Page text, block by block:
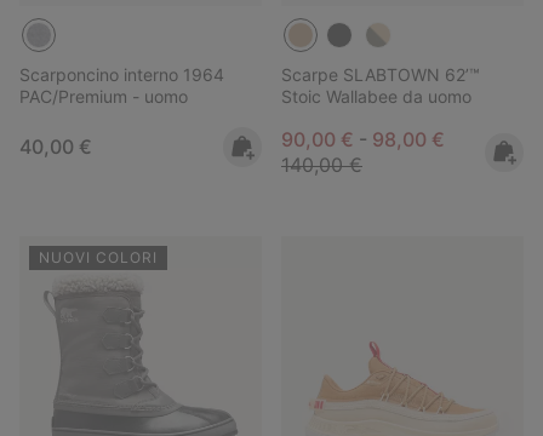
Scarponcino interno 1964
PAC/Premium - uomo
Regular price:
40,00 €
Scarpe SLABTOWN 62’™
Stoic Wallabee da uomo
Minimum sale price:
90,00 € - Maximum sale
98,00 € Regular
140,00 €
NUOVI COLORI